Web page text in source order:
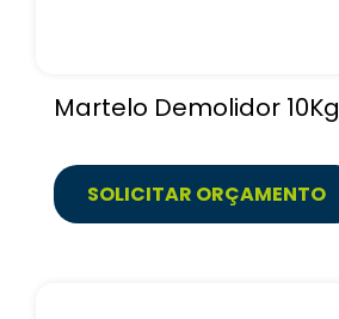
Martelo Demolidor 10Kg
SOLICITAR ORÇAMENTO